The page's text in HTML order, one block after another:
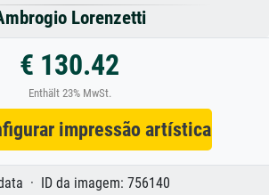
Lorenzetti
€ 130.42
Enthält 23% MwSt.
impressão artística
· ID da imagem: 756140